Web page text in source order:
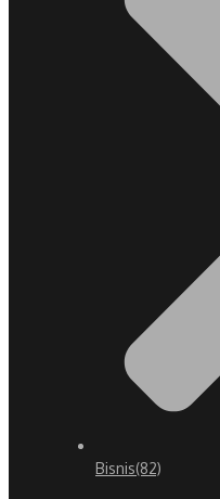
Bisnis(82)